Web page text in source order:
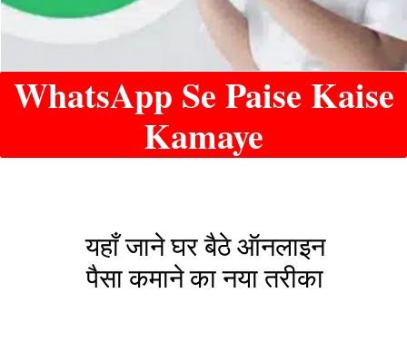
WhatsApp Se Paise Kaise
Kamaye
यहाँ जाने घर बैठे ऑनलाइन
पैसा कमाने का नया तरीका